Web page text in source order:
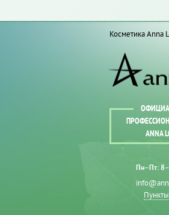
Косметика Anna
ANNA
Пн–Пт: